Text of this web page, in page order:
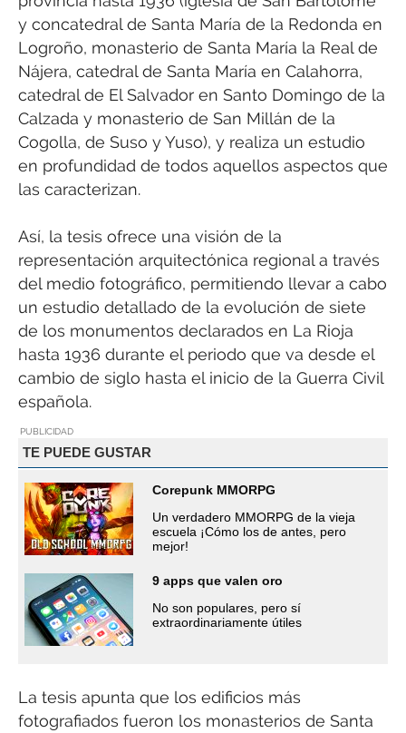
y concatedral de Santa María de la Redonda en
Logroño, monasterio de Santa María la Real de
Nájera, catedral de Santa María en Calahorra,
catedral de El Salvador en Santo Domingo de la
Calzada y monasterio de San Millán de la
Cogolla, de Suso y Yuso), y realiza un estudio
en profundidad de todos aquellos aspectos que
las caracterizan.
Así, la tesis ofrece una visión de la
representación arquitectónica regional a través
del medio fotográfico, permitiendo llevar a cabo
un estudio detallado de la evolución de siete
de los monumentos declarados en La Rioja
hasta 1936 durante el periodo que va desde el
cambio de siglo hasta el inicio de la Guerra Civil
española.
PUBLICIDAD
TE PUEDE GUSTAR
Corepunk MMORPG
Un verdadero MMORPG de la vieja
escuela ¡Cómo los de antes, pero
mejor!
9 apps que valen oro
No son populares, pero sí
extraordinariamente útiles
La tesis apunta que los edificios más
fotografiados fueron los monasterios de Santa